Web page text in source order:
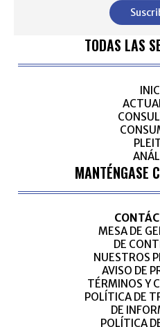
TODAS LAS
MANTÉNGASE
MESA DE
DE
NUESTROS
AVISO DE
TÉRMINOS Y
POLÍTICA DE
DE
POLÍTICA